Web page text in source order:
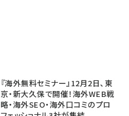
『海外無料セミナー』12月2日、東
京・新大久保で開催！海外WEB戦
略・海外SEO・海外口コミのプロ